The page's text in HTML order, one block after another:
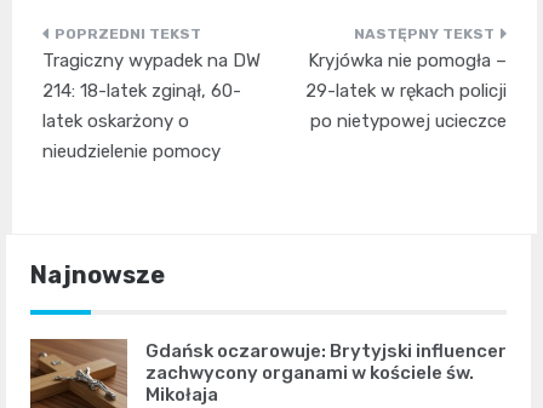
Nawigacja
wpisu
Tragiczny wypadek na DW
214: 18-latek zginął, 60-
latek oskarżony o
nieudzielenie pomocy
Kryjówka nie pomogła –
29-latek w rękach policji
po nietypowej ucieczce
Najnowsze
Gdańsk oczarowuje: Brytyjski influencer
zachwycony organami w kościele św.
Mikołaja